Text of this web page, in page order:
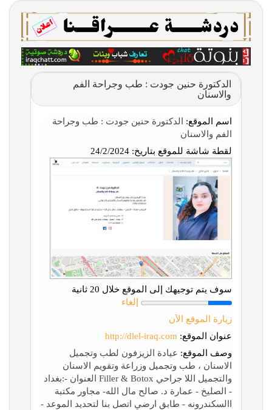
الدكتورة حنين جودت : طب وجراحة الفم
والاسنان
اسم الموقع: الدكتورة حنين جودت : طب وجراحة
الفم والاسنان
لقطة شاشة للموقع بتاريخ:
سوف يتم توجيهك إلى الموقع خلال 20 ثانية
إلغاء
زيارة الموقع الآن
عنوان الموقع: http://dlel-iraq.com
وصف الموقع: عيادة الزيزفون لطب وتجميل
الاسنان ، طب وتجميل وزراعة وتقويم الاسنان
والتجميل اللا جراحي Filler & Botox العنوان -:بغداد
- الصليخ - عمارة د. صالح مال الله- مجاور مكتبة
االسكندرونه - طابق ارضي اتصل بنا لتحديد الموعد -